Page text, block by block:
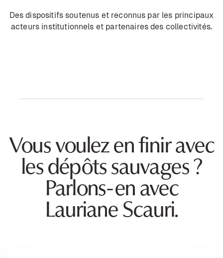
Des dispositifs soutenus et reconnus par les principaux
acteurs institutionnels et partenaires des collectivités.
Vous voulez en finir avec
les dépôts sauvages ?
Parlons-en avec
Lauriane Scauri.